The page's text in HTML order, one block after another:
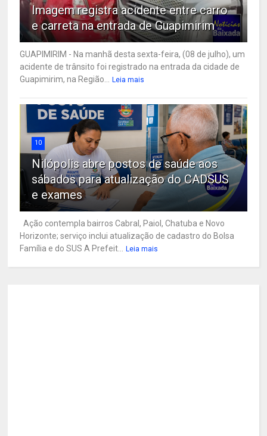
Imagem registra acidente entre carro
e carreta na entrada de Guapimirim
GUAPIMIRIM - Na manhã desta sexta-feira, (08 de julho), um
acidente de trânsito foi registrado na entrada da cidade de
Guapimirim, na Região... Leia mais
10
Nilópolis abre postos de saúde aos
sábados para atualização do CADSUS
e exames
Ação contempla bairros Cabral, Paiol, Chatuba e Novo
Horizonte; serviço inclui atualização de cadastro do Bolsa
Família e do SUS A Prefeit... Leia mais